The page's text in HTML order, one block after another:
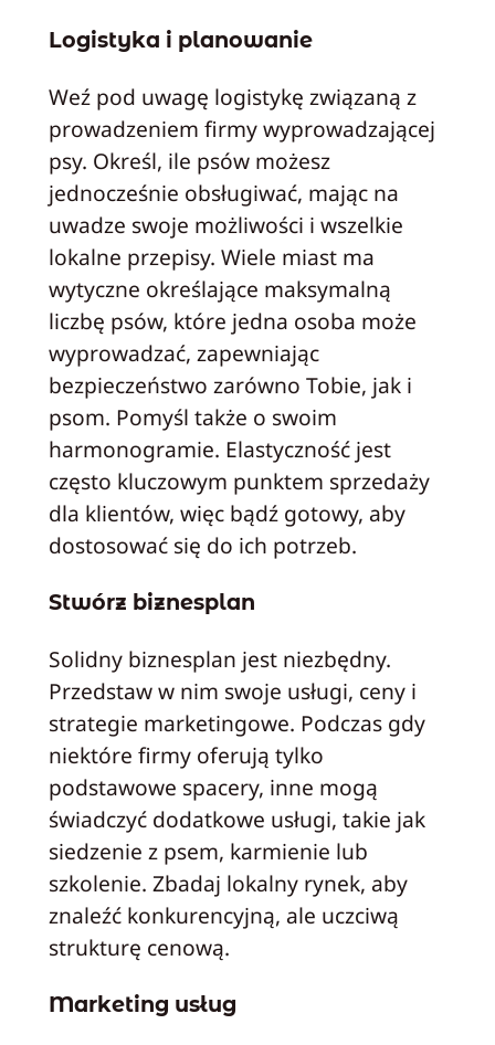
Logistyka i planowanie
Weź pod uwagę logistykę związaną z
prowadzeniem firmy wyprowadzającej
psy. Określ, ile psów możesz
jednocześnie obsługiwać, mając na
uwadze swoje możliwości i wszelkie
lokalne przepisy. Wiele miast ma
wytyczne określające maksymalną
liczbę psów, które jedna osoba może
wyprowadzać, zapewniając
bezpieczeństwo zarówno Tobie, jak i
psom. Pomyśl także o swoim
harmonogramie. Elastyczność jest
często kluczowym punktem sprzedaży
dla klientów, więc bądź gotowy, aby
dostosować się do ich potrzeb.
Stwórz biznesplan
Solidny biznesplan jest niezbędny.
Przedstaw w nim swoje usługi, ceny i
strategie marketingowe. Podczas gdy
niektóre firmy oferują tylko
podstawowe spacery, inne mogą
świadczyć dodatkowe usługi, takie jak
siedzenie z psem, karmienie lub
szkolenie. Zbadaj lokalny rynek, aby
znaleźć konkurencyjną, ale uczciwą
strukturę cenową.
Marketing usług